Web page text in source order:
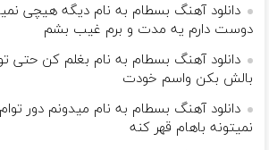
دانلود آهنگ بسطام به نام دیگه هیچی
دوست دارم یه مدت و برم غیب بشم
دانلود آهنگ بسطام به نام بغلم کن حتی
بالش بکن واسم خودت
دانلود آهنگ بسطام به نام میدونم دور
نمیتونه باهام قهر کنه